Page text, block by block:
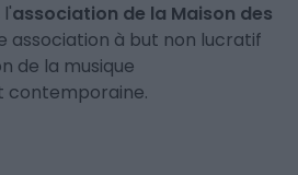
l'association de la Maison des
association à but non lucratif
de la musique
contemporaine.